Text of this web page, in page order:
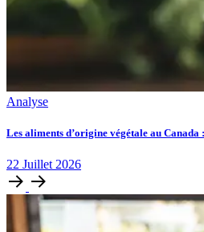
Analyse
Les aliments d’origine végétale au Canada
22 Juillet 2026